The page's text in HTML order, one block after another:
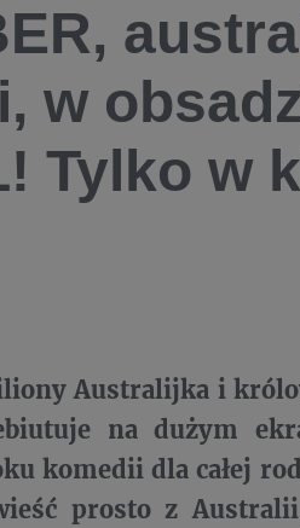
w
Tylko w
Australijka i
na dużym
komedii dla całej
prosto z